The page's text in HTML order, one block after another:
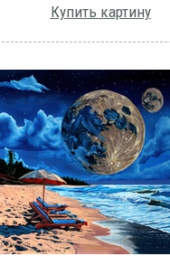
Купить картину